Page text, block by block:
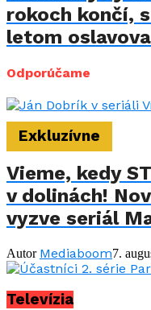
rokoch končí,
letom
Odporúčame
Exkluzívne
Vieme, kedy
v dolinách!
vyzve seriál
Autor Mediaboom7.
Televízia